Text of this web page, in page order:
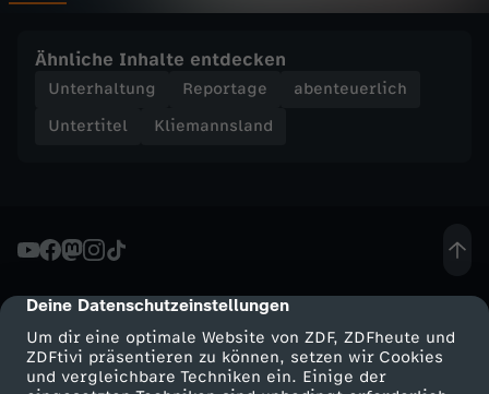
cmp-dialog-description
Deine Datenschutzeinstellungen
Um dir eine optimale Website von ZDF, ZDFheute und
ZDFtivi präsentieren zu können, setzen wir Cookies
und vergleichbare Techniken ein. Einige der
P
t
z
1
Ähnliche Inhalte entdecken
Unterhaltung Reportage
abenteuerlich
Untertitel
Kliemannsland